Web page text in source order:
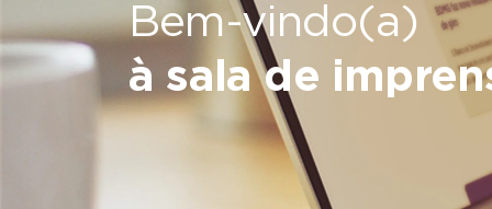
Bem-vindo(a)
à sala de